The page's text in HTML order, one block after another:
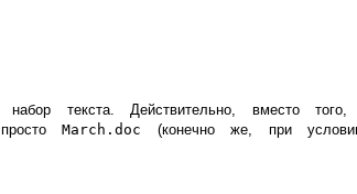
текста. Действительно, вместо
March.doc (конечно же, при